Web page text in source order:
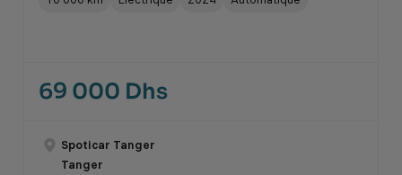
69 000 Dhs
Spoticar Tanger
Tanger